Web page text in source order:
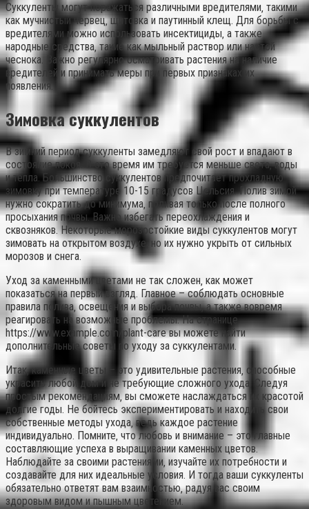
Суккуленты могут поражаться различными вредителями‚ такими
как мучнистый червец‚ щитовка и паутинный клещ. Для борьбы с
вредителями можно использовать инсектициды‚ а также
народные средства‚ такие как мыльный раствор или настой
чеснока. Важно регулярно осматривать растения на наличие
вредителей и принимать меры при первых признаках их
появления.
Зимовка суккулентов
В зимний период суккуленты замедляют свой рост и впадают в
состояние покоя. В это время им требуется меньше света‚ воды
и тепла. Большинство суккулентов предпочитает прохладную
зимовку при температуре 10-15 градусов Цельсия. Полив зимой
нужно сократить до минимума‚ поливая только после полного
просыхания почвы. Важно избегать переохлаждения и
сквозняков. Некоторые морозостойкие виды суккулентов могут
зимовать на открытом воздухе‚ но их нужно укрыть от сильных
морозов и снега.
Уход за каменными цветами не так сложен‚ как может
показаться на первый взгляд. Главное – соблюдать основные
правила полива‚ освещения и выбора почвы‚ а также вовремя
реагировать на возможные проблемы. На странице
https://www.example.com/plant-care вы можете найти
дополнительные советы по уходу за суккулентами.
Итак‚ каменные цветы – это удивительные растения‚ способные
украсить любой дом и не требующие сложного ухода. Следуя
простым рекомендациям‚ вы сможете наслаждаться их красотой
долгие годы. Не бойтесь экспериментировать и находить свои
собственные методы ухода‚ ведь каждое растение
индивидуально. Помните‚ что любовь и внимание – это главные
составляющие успеха в выращивании каменных цветов.
Наблюдайте за своими растениями‚ изучайте их потребности и
создавайте для них идеальные условия. И тогда ваши суккуленты
обязательно ответят вам взаимностью‚ радуя вас своим
здоровым видом и пышным цветением.